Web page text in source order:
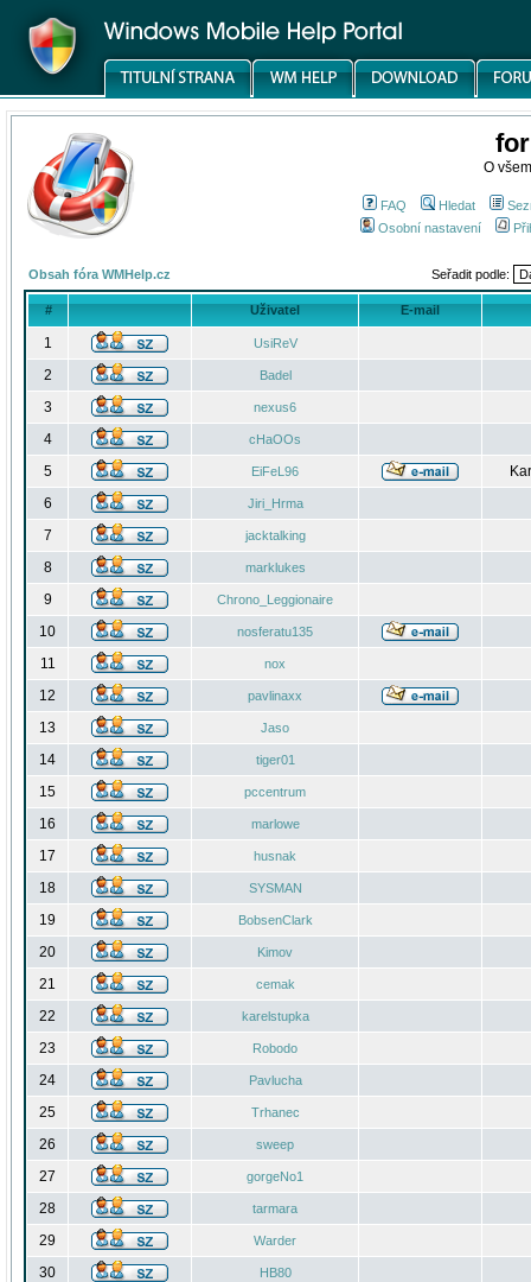
O
FAQ Hledat
Osobní nastavení
Obsah fóra WMHelp.cz Seřadit podle:
# Uživatel E-mail
1 UsiReV
2 Badel
3 nexus6
4 cHaOOs
5 EiFeL96
6
Jiri_Hrma
7 jacktalking
8 marklukes
9 Chrono_Leggionaire
10 nosferatu135
11 nox
12 pavlinaxx
13 Jaso
14 tiger01
15 pccentrum
16 marlowe
17 husnak
18 SYSMAN
19 BobsenClark
20 Kimov
21 cemak
22 karelstupka
23 Robodo
24 Pavlucha
25 Trhanec
26 sweep
27 gorgeNo1
28 tarmara
29 Warder
30 HB80